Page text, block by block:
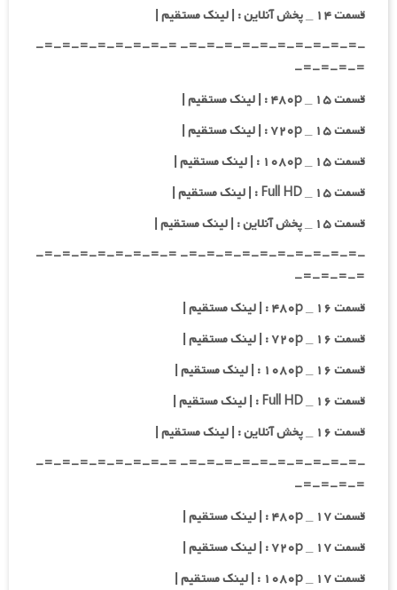
قسمت ۱۴ _ پخش آنلاین : | لینک مستقیم |
-=-=-=-=-=-=-=-=-=-=- =-=-=-=-=-=-=-=-
=-=-=-=-
قسمت ۱۵ _ ۴۸۰p : | لینک مستقیم |
قسمت ۱۵ _ ۷۲۰p : | لینک مستقیم |
قسمت ۱۵ _ ۱۰۸۰p : | لینک مستقیم |
قسمت ۱۵ _ Full HD : | لینک مستقیم |
قسمت ۱۵ _ پخش آنلاین : | لینک مستقیم |
-=-=-=-=-=-=-=-=-=-=- =-=-=-=-=-=-=-=-
=-=-=-=-
قسمت ۱۶ _ ۴۸۰p : | لینک مستقیم |
قسمت ۱۶ _ ۷۲۰p : | لینک مستقیم |
قسمت ۱۶ _ ۱۰۸۰p : | لینک مستقیم |
قسمت ۱۶ _ Full HD : | لینک مستقیم |
قسمت ۱۶ _ پخش آنلاین : | لینک مستقیم |
-=-=-=-=-=-=-=-=-=-=- =-=-=-=-=-=-=-=-
=-=-=-=-
قسمت ۱۷ _ ۴۸۰p : | لینک مستقیم |
قسمت ۱۷ _ ۷۲۰p : | لینک مستقیم |
قسمت ۱۷ _ ۱۰۸۰p : | لینک مستقیم |